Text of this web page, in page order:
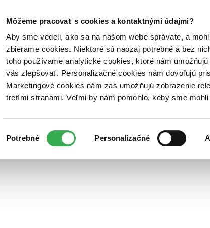
Môžeme pracovať s cookies a kontaktnými údajmi?
Aby sme vedeli, ako sa na našom webe správate, a
zbierame cookies. Niektoré sú naozaj potrebné a bez
toho používame analytické cookies, ktoré nám
vás zlepšovať. Personalizačné cookies nám dovoľujú
Marketingové cookies nám zas umožňujú zobrazenie
tretími stranami. Veľmi by nám pomohlo, keby sme
súhlasu
Potrebné Personalizačné
Poukážky Kontakt